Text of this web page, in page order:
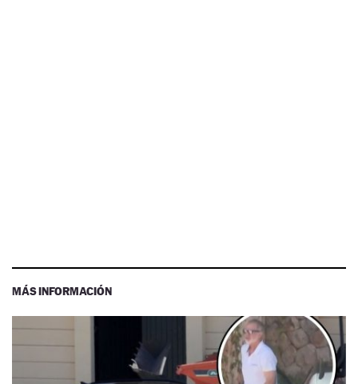
MÁS INFORMACIÓN